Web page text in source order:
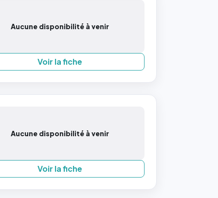
Aucune disponibilité à venir
Voir la fiche
Aucune disponibilité à venir
Voir la fiche